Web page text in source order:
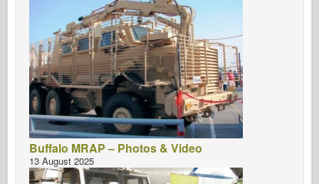
Buffalo MRAP – Photos & Video
13 August 2025